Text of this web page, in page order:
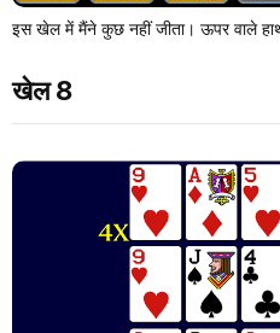
इस खेल में मैंने कुछ नहीं जीता। ऊपर वाले
खेल 8